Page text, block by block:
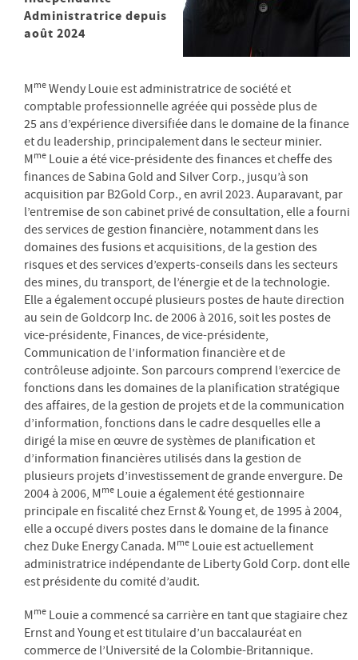
Administratrice depuis
août 2024
Mme Wendy Louie est administratrice de société et
comptable professionnelle agréée qui possède plus de
25 ans d’expérience diversifiée dans le domaine de la finance
et du leadership, principalement dans le secteur minier.
Mme Louie a été vice-présidente des finances et cheffe des
finances de Sabina Gold and Silver Corp., jusqu’à son
acquisition par B2Gold Corp., en avril 2023. Auparavant, par
l’entremise de son cabinet privé de consultation, elle a fourni
des services de gestion financière, notamment dans les
domaines des fusions et acquisitions, de la gestion des
risques et des services d’experts-conseils dans les secteurs
des mines, du transport, de l’énergie et de la technologie.
Elle a également occupé plusieurs postes de haute direction
au sein de Goldcorp Inc. de 2006 à 2016, soit les postes de
vice-présidente, Finances, de vice-présidente,
Communication de l’information financière et de
contrôleuse adjointe. Son parcours comprend l’exercice de
fonctions dans les domaines de la planification stratégique
des affaires, de la gestion de projets et de la communication
d’information, fonctions dans le cadre desquelles elle a
dirigé la mise en œuvre de systèmes de planification et
d’information financières utilisés dans la gestion de
plusieurs projets d’investissement de grande envergure. De
2004 à 2006, Mme Louie a également été gestionnaire
principale en fiscalité chez Ernst & Young et, de 1995 à 2004,
elle a occupé divers postes dans le domaine de la finance
chez Duke Energy Canada. Mme Louie est actuellement
administratrice indépendante de Liberty Gold Corp. dont elle
est présidente du comité d’audit.
Mme Louie a commencé sa carrière en tant que stagiaire chez
Ernst and Young et est titulaire d’un baccalauréat en
commerce de l’Université de la Colombie-Britannique.